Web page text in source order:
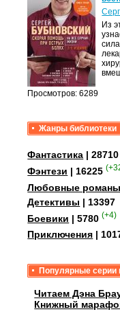
Просмотров: 6289
Из
Жанры библиотеки
Фантастика | 28710
Фэнтези | 16225
Любовные романы
Детективы | 13397
Боевики | 5780 (+4)
Приключения |
Популярные серии
Читаем Дэна
Книжный